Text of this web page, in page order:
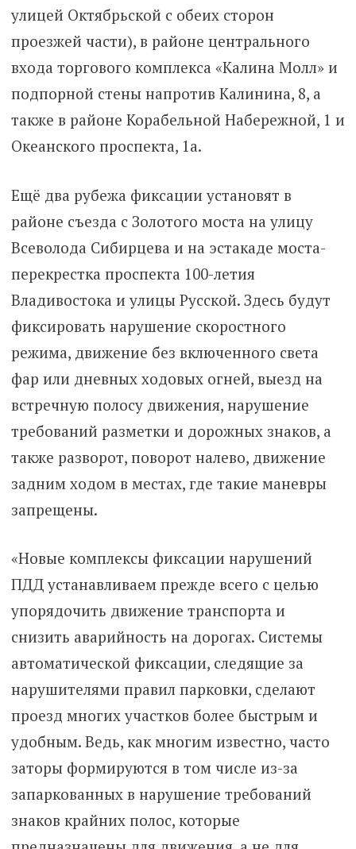
улицей Октябрьской с обеих сторон
проезжей части), в районе центрального
входа торгового комплекса «Калина Молл» и
подпорной стены напротив Калинина, 8, а
также в районе Корабельной Набережной, 1 и
Океанского проспекта, 1а.
Ещё два рубежа фиксации установят в
районе съезда с Золотого моста на улицу
Всеволода Сибирцева и на эстакаде моста-
перекрестка проспекта 100-летия
Владивостока и улицы Русской. Здесь будут
фиксировать нарушение скоростного
режима, движение без включенного света
фар или дневных ходовых огней, выезд на
встречную полосу движения, нарушение
требований разметки и дорожных знаков, а
также разворот, поворот налево, движение
задним ходом в местах, где такие маневры
запрещены.
«Новые комплексы фиксации нарушений
ПДД устанавливаем прежде всего с целью
упорядочить движение транспорта и
снизить аварийность на дорогах. Системы
автоматической фиксации, следящие за
нарушителями правил парковки, сделают
проезд многих участков более быстрым и
удобным. Ведь, как многим известно, часто
заторы формируются в том числе из-за
запаркованных в нарушение требований
знаков крайних полос, которые